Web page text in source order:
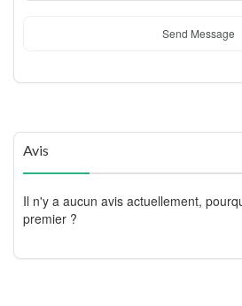
Send Message
Avis
Il n'y a aucun avis actuellement,
premier ?